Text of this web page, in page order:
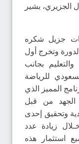
الجزيري، بشير
جزيل شكره
وتخرج أول
بجانب
للرياضة
المميز الذي
الجهد من قبل
وتحقيق إحدى
المملكة 2030 من خـلال زيادة عدد
استثمار هذه